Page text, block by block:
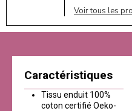
Voir tous les
Caractéristiques
Tissu enduit 100%
coton certifié Oeko-